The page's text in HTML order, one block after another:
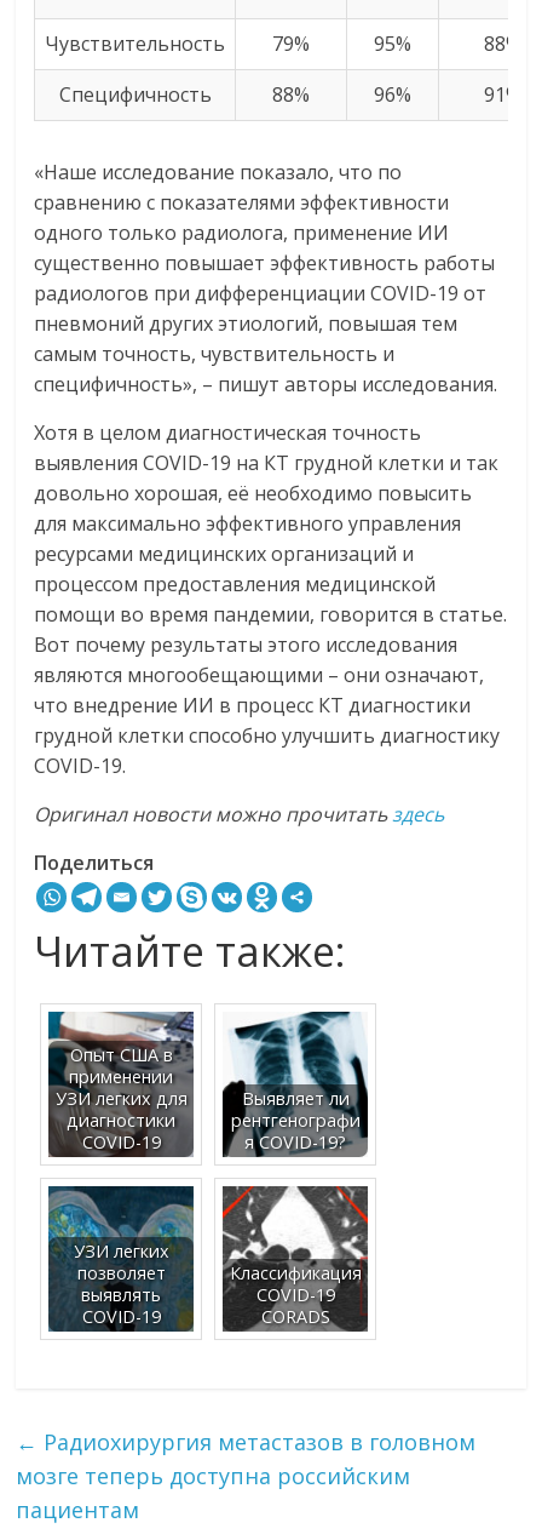
Чувствительность
79% 95%
88%
Специфичность
88% 96% 91%
«Наше исследование показало, что по
сравнению с показателями эффективности
одного только радиолога, применение ИИ
существенно повышает эффективность работы
радиологов при дифференциации COVID-19 от
пневмоний других этиологий, повышая тем
самым точность, чувствительность и
специфичность», – пишут авторы исследования.
Хотя в целом диагностическая точность
выявления COVID-19 на КТ грудной клетки и так
довольно хорошая, её необходимо повысить
для максимально эффективного управления
ресурсами медицинских организаций и
процессом предоставления медицинской
помощи во время пандемии, говорится в статье.
Вот почему результаты этого исследования
являются многообещающими – они означают,
что внедрение ИИ в процесс КТ диагностики
грудной клетки способно улучшить диагностику
COVID-19.
Оригинал новости можно прочитатьздесь
Поделиться
Читайте также:
Опыт США в
применении
УЗИ легких для
диагностики
COVID-19
Выявляет ли
рентгенографи
я COVID-19?
УЗИ легких
позволяет
выявлять
COVID-19
Классификация
COVID-19
CORADS
← Радиохирургия метастазов в головном
мозге теперь доступна российским
пациентам